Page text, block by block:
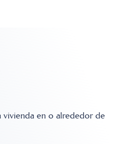
vivienda en o alrededor de